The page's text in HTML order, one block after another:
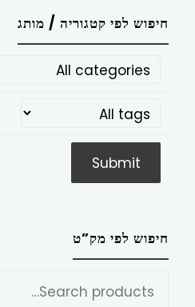
חיפוש לפי קטגוריה / מותג
חיפוש לפי מק”ט